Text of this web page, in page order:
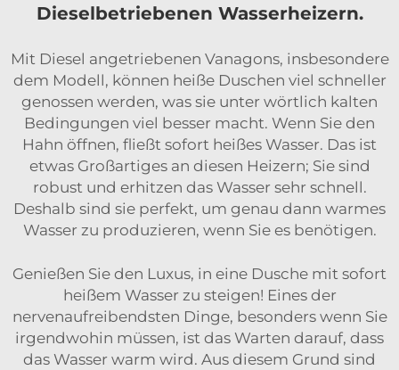
Dieselbetriebenen Wasserheizern.
Mit Diesel angetriebenen Vanagons, insbesondere
dem Modell, können heiße Duschen viel schneller
genossen werden, was sie unter wörtlich kalten
Bedingungen viel besser macht. Wenn Sie den
Hahn öffnen, fließt sofort heißes Wasser. Das ist
etwas Großartiges an diesen Heizern; Sie sind
robust und erhitzen das Wasser sehr schnell.
Deshalb sind sie perfekt, um genau dann warmes
Wasser zu produzieren, wenn Sie es benötigen.
Genießen Sie den Luxus, in eine Dusche mit sofort
heißem Wasser zu steigen! Eines der
nervenaufreibendsten Dinge, besonders wenn Sie
irgendwohin müssen, ist das Warten darauf, dass
das Wasser warm wird. Aus diesem Grund sind